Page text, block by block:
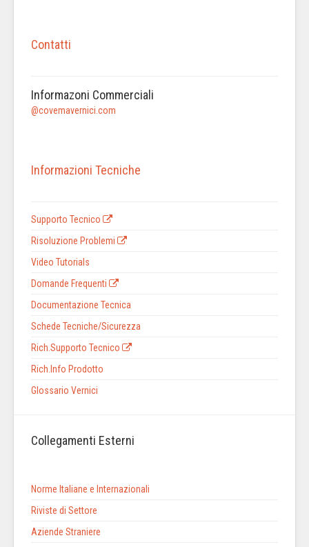
Contatti
Informazoni Commerciali
@covemavernici.com
Informazioni Tecniche
Supporto Tecnico
Risoluzione Problemi
Video Tutorials
Domande Frequenti
Documentazione Tecnica
Schede Tecniche/Sicurezza
Rich.Supporto Tecnico
Rich.Info Prodotto
Glossario Vernici
Collegamenti Esterni
Norme Italiane e Internazionali
Riviste di Settore
Aziende Straniere